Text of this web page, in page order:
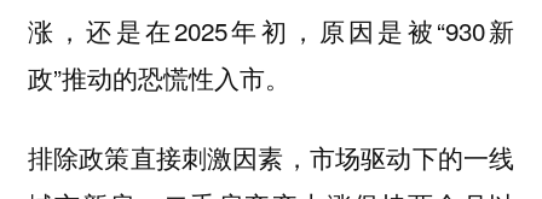
涨，还是在2025年初，原因是被“930新
政”推动的恐慌性入市。
排除政策直接刺激因素， 市场驱动下的一线